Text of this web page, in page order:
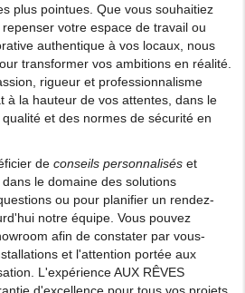
plus pointues. Que vous souhaitiez
votre espace de travail ou
authentique à vos locaux, nous
transformer vos ambitions en réalité.
rigueur et professionnalisme
à la hauteur de vos attentes, dans le
et des normes de sécurité en
de conseils personnalisés et
le domaine des solutions
ou pour planifier un rendez-
notre équipe. Vous pouvez
afin de constater par vous-
et l'attention portée aux
L'expérience AUX RÊVES